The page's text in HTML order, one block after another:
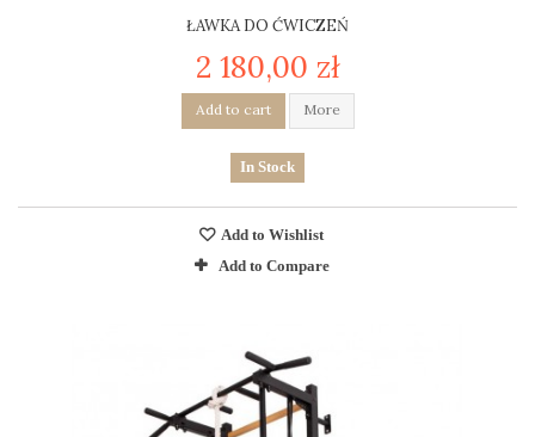
ŁAWKA DO ĆWICZEŃ
2 180,00 zł
Add to cart More
In Stock
Add to Wishlist
Add to Compare